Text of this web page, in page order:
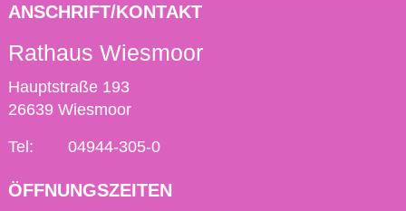
ANSCHRIFT/KONTAKT
Rathaus Wiesmoor
Hauptstraße 193
26639 Wiesmoor
Tel: 04944-305-0
ÖFFNUNGSZEITEN